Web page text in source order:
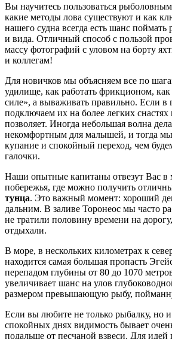
Вы научитесь пользоваться
какие методы лова существуют и как
нашего судна всегда есть шанс поймать
и вида. Отличный способ с пользой
массу фотографий с уловом на борту
и коллегам!
Для новичков мы объясняем все по
удилище, как работать фрикционом, как
силе», а вываживать правильно. Если в
подключаем их на более легких снастях
позволяет. Иногда небольшая волна
некомфортным для малышей, и тогда
купание и спокойный переход, чем
галочки.
Наши опытные капитаны отвезут Вас в
побережья, где можно получить
тунца. Это важный момент: хороший
дальним. В заливе Торонеос мы часто
не тратили половину времени на
отдыхали.
В море, в нескольких километрах к
находится самая большая пропасть
перепадом глубины от 80 до 1070
увеличивает шанс на улов
размером превышающую рыбу,
Если вы любите не только рыбалку, но
спокойных днях видимость бывает
подальше от песчаной взвеси. Для идей